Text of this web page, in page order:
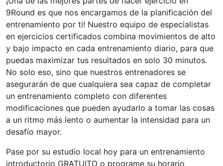
9Round es que nos encargamos de la planificación del
entrenamiento por ti! Nuestro equipo de especialistas
en ejercicios certificados combina movimientos de alto
y bajo impacto en cada entrenamiento diario, para que
puedas maximizar tus resultados en solo 30 minutos.
No solo eso, sino que nuestros entrenadores se
asegurarán de que cualquiera sea capaz de completar
un entrenamiento completo con diferentes
modificaciones que pueden ayudarlo a tomar las cosas
a un ritmo más lento o aumentar la intensidad para un
desafío mayor.
Pase por su estudio local hoy para un entrenamiento
introductorio GRATUITO o programe su horario